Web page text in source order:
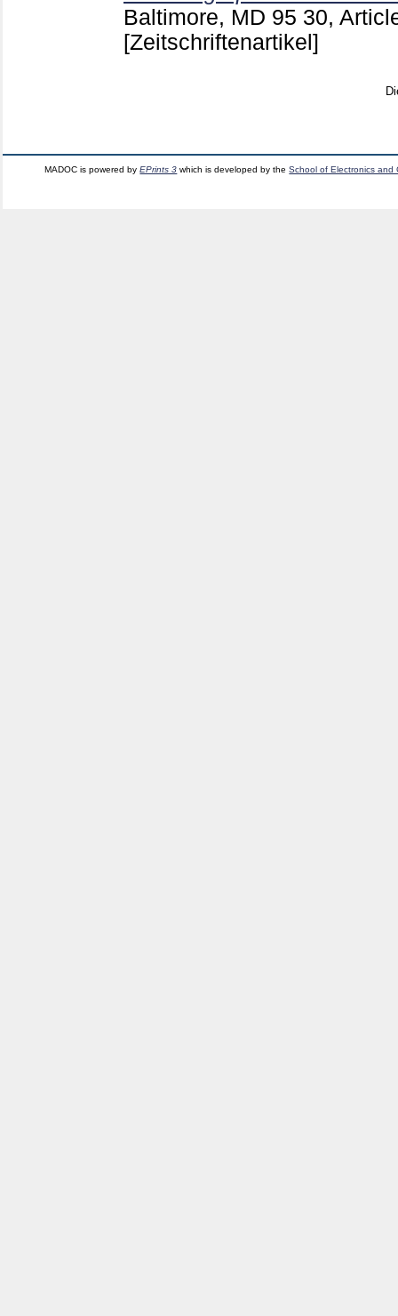
Baltimore, MD 95 30,
[Zeitschriftenartikel]
MADOC is powered byEPrints 3 which is developed by theSchool of Electronics and